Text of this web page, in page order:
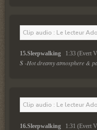
Clip audio : Le lecteur
15.Sleepwalking 1:33 (Evert
S -Hot dreamy atmosphere &
Clip audio : Le lecteur
16.Sleepwalking 1:31 (Evert